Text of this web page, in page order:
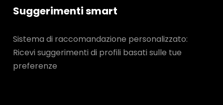
Suggerimenti smart
Sistema di raccomandazione personalizzato:
Ricevi suggerimenti di profili basati sulle tue
preferenze